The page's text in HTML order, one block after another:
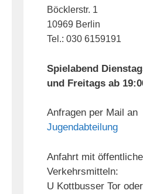
Böcklerstr. 1
10969 Berlin
Tel.: 030 6159191
Spielabend
und Freitags ab
Anfragen per Mail an
Jugendabteilung
Anfahrt mit
Verkehrsmitteln:
U Kottbusser Tor